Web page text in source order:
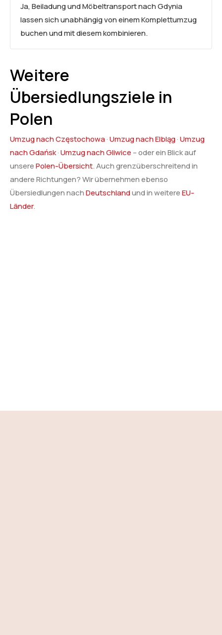
Ja, Beiladung und Möbeltransport nach Gdynia
lassen sich unabhängig von einem Komplettumzug
buchen und mit diesem kombinieren.
Weitere
Übersiedlungsziele in
Polen
Umzug nach Częstochowa·Umzug nach Elbląg·Umzug
nach Gdańsk·Umzug nach Gliwice – oder ein Blick auf
unserePolen-Übersicht. Auch grenzüberschreitend in
andere Richtungen? Wir übernehmen ebenso
Übersiedlungen nachDeutschlandund in weitereEU-
Länder.